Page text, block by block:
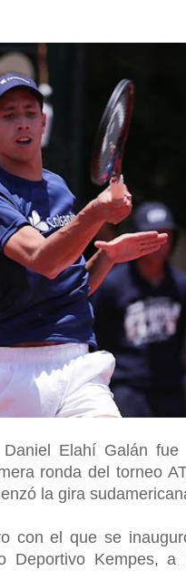
Daniel Elahí Galán fue
ronda del torneo
la gira
con el que se
Deportivo Kempes,